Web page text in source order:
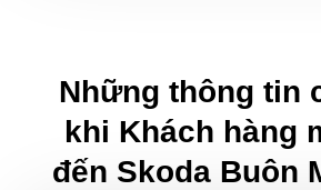
Những thông tin
khi Khách hàng
đến Skoda Buôn